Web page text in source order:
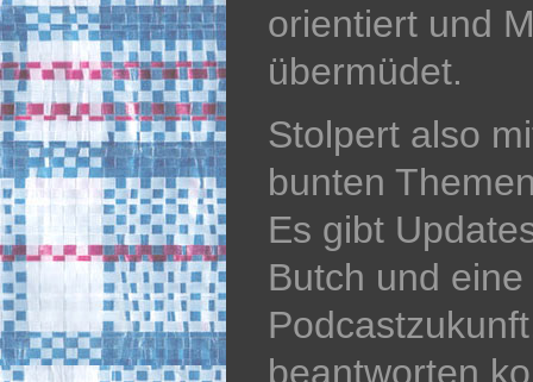
orientiert und
übermüdet.
Stolpert also
bunten
Es gibt
Butch und
beantworten